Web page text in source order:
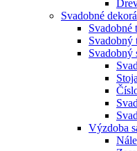
Svadobné
Svadobné
Svadobný
Svadobný
Výzdoba